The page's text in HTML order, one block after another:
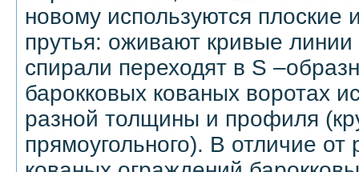
новому используются плоские
прутья: оживают кривые
спирали переходят в S
барокковых кованых воротах
разной толщины и профиля
прямоугольного). В отличие от